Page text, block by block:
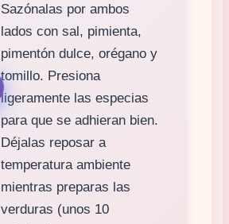
Sazónalas por ambos
lados con sal, pimienta,
pimentón dulce, orégano y
tomillo. Presiona
ligeramente las especias
para que se adhieran bien.
Déjalas reposar a
temperatura ambiente
mientras preparas las
verduras (unos 10